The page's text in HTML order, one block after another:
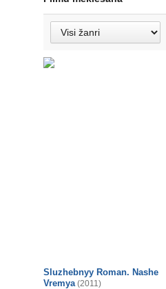
Sluzhebnyy Roman. Nashe
Vremya (2011)